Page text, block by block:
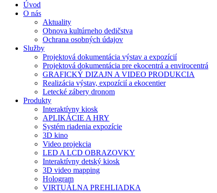
Úvod
O nás
Aktuality
Obnova kultúrneho dedičstva
Ochrana osobných údajov
Služby
Projektová dokumentácia výstav a expozícií
Projektová dokumentácia pre ekocentrá a envirocentrá
GRAFICKÝ DIZAJN A VIDEO PRODUKCIA
Realizácia výstav, expozícií a ekocentier
Letecké zábery dronom
Produkty
Interaktívny kiosk
APLIKÁCIE A HRY
Systém riadenia expozície
3D kino
Video projekcia
LED A LCD OBRAZOVKY
Interaktívny detský kiosk
3D video mapping
Hologram
VIRTUÁLNA PREHLIADKA